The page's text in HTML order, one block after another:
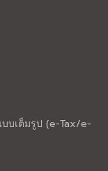
บบเต็มรูป (e-Tax/e-